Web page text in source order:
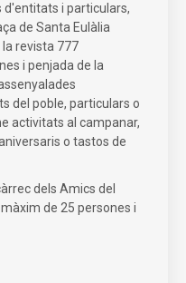
d'entitats i particulars,
de Santa Eulàlia
revista 777
i penjada de la
del poble, particulars o
activitats al campanar,
o tastos de
dels Amics del
de 25 persones i